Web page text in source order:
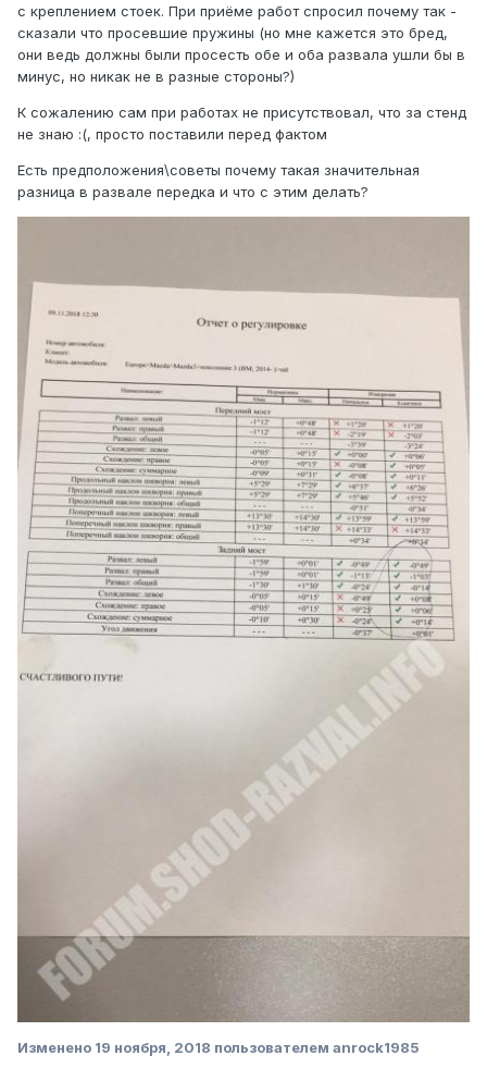
с креплением стоек. При приёме работ спросил почему так -
сказали что просевшие пружины (но мне кажется это бред,
они ведь должны были просесть обе и оба развала ушли бы в
минус, но никак не в разные стороны?)
К сожалению сам при работах не присутствовал, что за стенд
не знаю :(, просто поставили перед фактом
Есть предположения\советы почему такая значительная
разница в развале передка и что с этим делать?
Изменено 19 ноября, 2018 пользователем anrock1985